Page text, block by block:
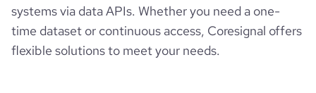
systems via data APIs. Whether you need a one-
time dataset or continuous access, Coresignal offers
flexible solutions to meet your needs.